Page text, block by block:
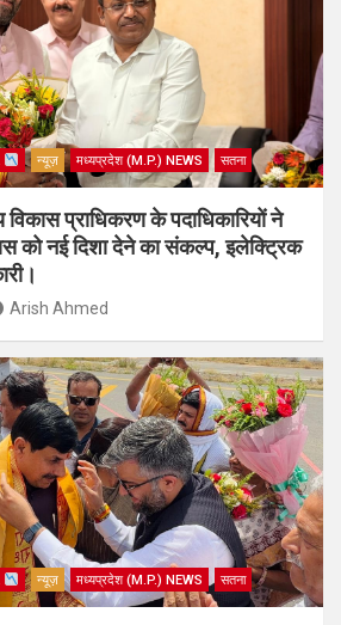
न्यूज़ मध्यप्रदेश (M.P.) NEWS सतना
प्राधिकरण के पदाधिकारियों ने
को नई दिशा देने का संकल्प, इलेक्ट्रिक
Arish Ahmed
न्यूज़ मध्यप्रदेश (M.P.) NEWS सतना